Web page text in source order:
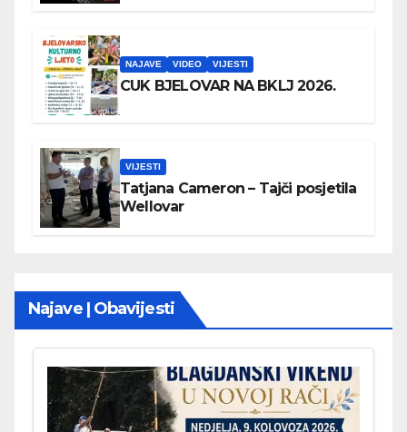
NAJAVE VIDEO VIJESTI
CUK BJELOVAR NA BKLJ 2026.
VIJESTI
Tatjana Cameron – Tajči posjetila
Wellovar
Najave | Obavijesti